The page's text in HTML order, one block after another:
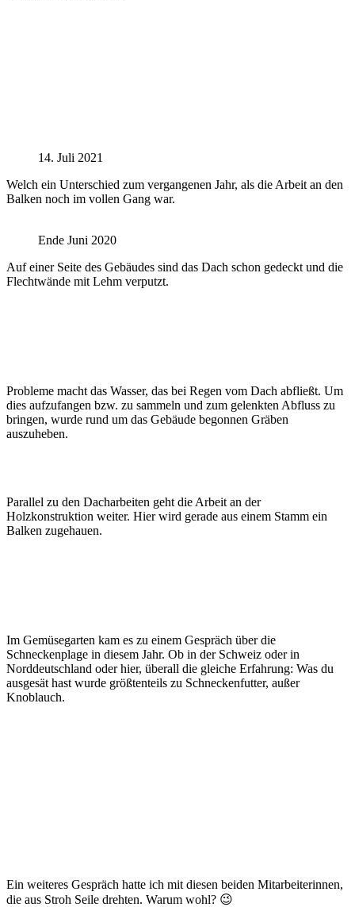
14. Juli 2021
Welch ein Unterschied zum vergangenen Jahr, als die Arbeit an den
Balken noch im vollen Gang war.
Ende Juni 2020
Auf einer Seite des Gebäudes sind das Dach schon gedeckt und die
Flechtwände mit Lehm verputzt.
Probleme macht das Wasser, das bei Regen vom Dach abfließt. Um
dies aufzufangen bzw. zu sammeln und zum gelenkten Abfluss zu
bringen, wurde rund um das Gebäude begonnen Gräben
auszuheben.
Parallel zu den Dacharbeiten geht die Arbeit an der
Holzkonstruktion weiter. Hier wird gerade aus einem Stamm ein
Balken zugehauen.
Im Gemüsegarten kam es zu einem Gespräch über die
Schneckenplage in diesem Jahr. Ob in der Schweiz oder in
Norddeutschland oder hier, überall die gleiche Erfahrung: Was du
ausgesät hast wurde größtenteils zu Schneckenfutter, außer
Knoblauch.
Ein weiteres Gespräch hatte ich mit diesen beiden Mitarbeiterinnen,
die aus Stroh Seile drehten. Warum wohl? 😉